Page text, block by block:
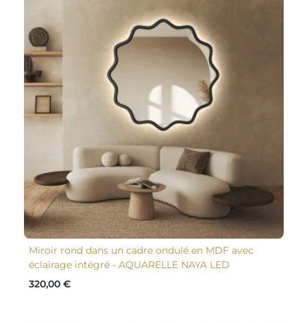
Miroir rond dans un cadre ondulé en MDF avec
éclairage intégré - AQUARELLE NAYA LED
320,00 €